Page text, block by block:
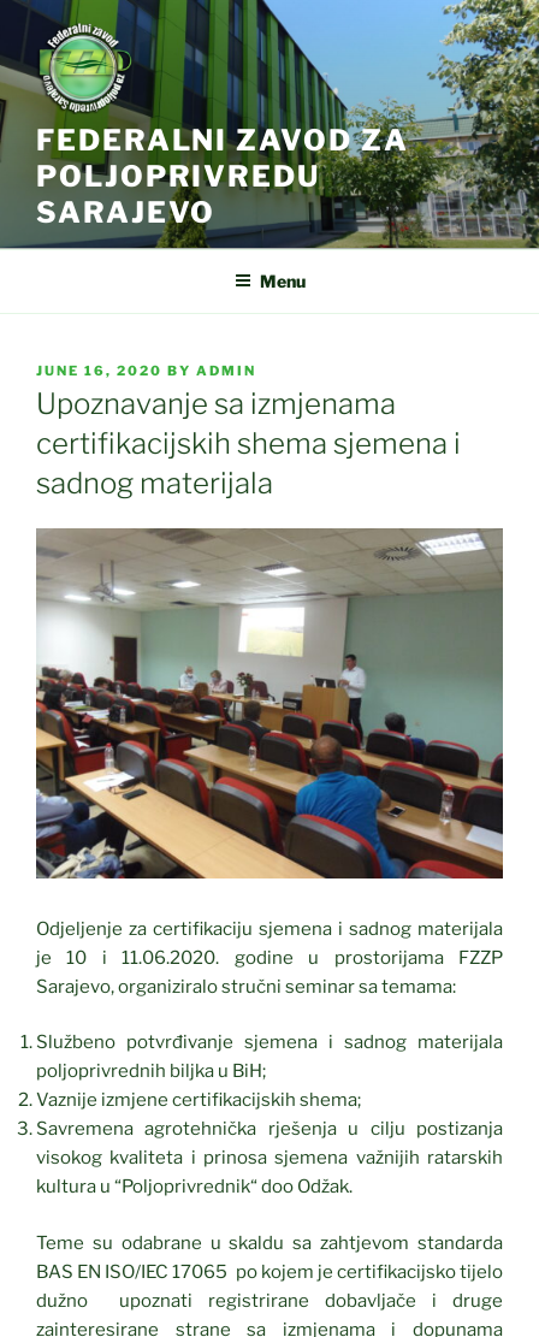
Skip
content
FEDERALNI ZAVOD ZA
POLJOPRIVREDU
SARAJEVO
Menu
POSTED
ON
JUNE 16, 2020 BY ADMIN
Upoznavanje sa izmjenama
certifikacijskih shema sjemena i
sadnog materijala
Odjeljenje za certifikaciju sjemena i sadnog materijala
je 10 i 11.06.2020. godine u prostorijama FZZP
Sarajevo, organiziralo stručni seminar sa temama:
Službeno potvrđivanje sjemena i sadnog materijala
poljoprivrednih biljka u BiH;
Vaznije izmjene certifikacijskih shema;
Savremena agrotehnička rješenja u cilju postizanja
visokog kvaliteta i prinosa sjemena važnijih ratarskih
kultura u “Poljoprivrednik“ doo Odžak.
Teme su odabrane u skaldu sa zahtjevom standarda
BAS EN ISO/IEC 17065 po kojem je certifikacijsko tijelo
dužno upoznati registrirane dobavljače i druge
zainteresirane strane sa izmjenama i dopunama